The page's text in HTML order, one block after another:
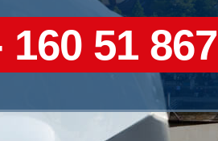
51 867